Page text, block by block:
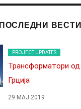
ПОСЛЕДНИ ВЕСТИ
PROJECT UPDATES
Трансформатори од
Грција
29 МАЈ 2019